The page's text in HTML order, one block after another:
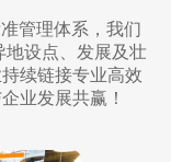
管理体系，我们
地设点、发展及壮
续链接专业高效
业发展共赢！